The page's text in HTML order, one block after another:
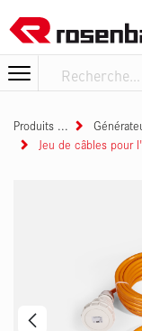
Produits
Jeu de câbles pour